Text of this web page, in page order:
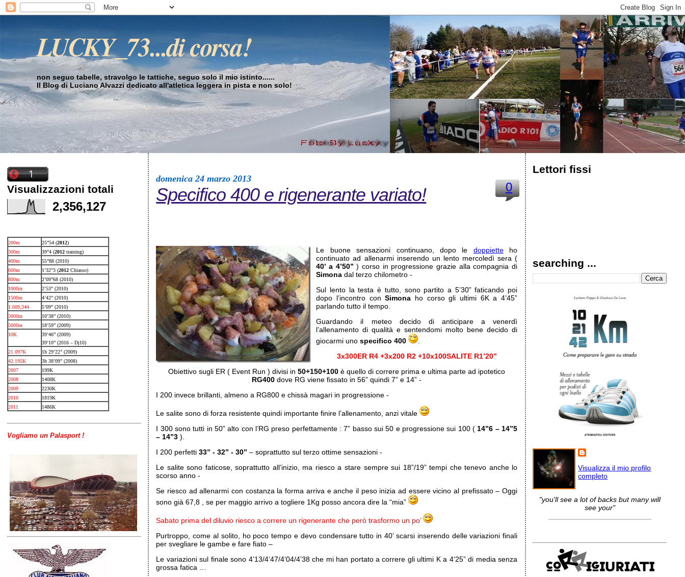
LUCKY_73...di corsa!
non seguo tabelle, stravolgo le tattiche, seguo solo il mio istinto......
Il Blog di Luciano Alvazzi dedicato all'atletica leggera in pista e non solo!
Visualizzazioni totali
2,356,127
200m 25”54 (2012)
300m
39”4 (2012 training)
400m
55”88 (2010)
600m
1’32”3 (2012 Chiasso)
800m
2’09”68 (2010)
1000m
2’53” (2010)
1500m
4’42” (2010)
1.609,344
5’09” (2010)
3000m
10’38” (2010)
5000m
18’59” (2009)
10K
39’46” (2009)
39’10” (2016 – Dj10)
21.097K
1h 29’22” (2009)
42.195K
3h 38’09” (2008)
2007
199K
2008
1408K
2009
2230K
2010
1819K
2011
1486K
Vogliamo un Palasport !
domenica 24 marzo 2013
0
Specifico 400 e rigenerante variato!
Le buone sensazioni continuano, dopo le doppietteho
continuato ad allenarmi inserendo un lento mercoledì sera (
40’ a 4’50” ) corso in progressione grazie alla compagnia di
Simona dal terzo chilometro -
Sul lento la testa è tutto, sono partito a 5’30” faticando poi
dopo l’incontro conSimona ho corso gli ultimi 6K a 4’45”
parlando tutto il tempo.
Guardando il meteo decido di anticipare a venerdì
l’allenamento di qualità e sentendomi molto bene decido di
giocarmi unospecifico 400
3x300ER R4 +3x200 R2 +10x100SALITE R1’20”
Obiettivo sugli ER ( Event Run ) divisi in50+150+100 è quello di correre prima e ultima parte ad ipotetico
RG400 dove RG viene fissato in 56” quindi 7” e 14” -
I 200 invece brillanti, almeno a RG800 e chissà magari in progressione -
Le salite sono di forza resistente quindi importante finire l’allenamento, anzi vitale
I 300 sono tutti in 50” alto con l’RG preso perfettamente : 7” basso sui 50 e progressione sui 100 ( 14”6 – 14”5
– 14”3 ).
I 200 perfetti33” - 32” - 30” – soprattutto sul terzo ottime sensazioni -
Le salite sono faticose, soprattutto all’inizio, ma riesco a stare sempre sui 18”/19” tempi che tenevo anche lo
scorso anno -
Se riesco ad allenarmi con costanza la forma arriva e anche il peso inizia ad essere vicino al prefissato – Oggi
sono già 67,8 , se per maggio arrivo a togliere 1Kg posso ancora dire la “mia”
Sabato prima del diluvio riesco a correre un rigenerante che però trasformo un po’
Purtroppo, come al solito, ho poco tempo e devo condensare tutto in 40’ scarsi inserendo delle variazioni finali
per svegliare le gambe e fare fiato –
Le variazioni sul finale sono 4’13/4’47/4’04/4’38 che mi han portato a correre gli ultimi K a 4’25” di media senza
grossa fatica …
Lettori fissi
searching ...
Visualizza il mio profilo
completo
"you'll see a lot of backs but many will
see your"